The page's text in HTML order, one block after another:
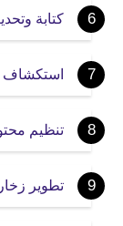
كتابة
استكشاف
تنظيم
تطوير